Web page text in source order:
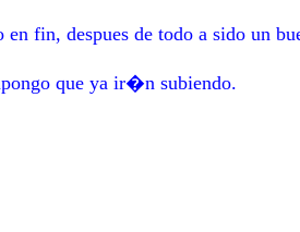
fin, despues de todo a sido un
que ya ir�n subiendo.